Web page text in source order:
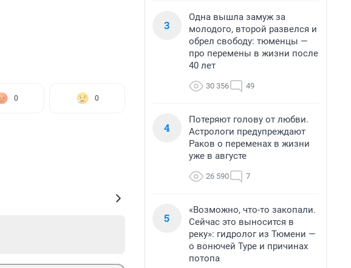
0 0
3
Одна вышла замуж за
молодого, второй развелся и
обрел свободу: тюменцы —
про перемены в жизни после
40 лет
30 356 49
4
Потеряют голову от любви.
Астрологи предупреждают
Раков о переменах в жизни
уже в августе
26 590 7
5
«Возможно, что-то закопали.
Сейчас это выносится в
реку»: гидролог из Тюмени —
о вонючей Туре и причинах
потопа